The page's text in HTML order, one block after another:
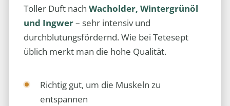
Toller Duft nach Wacholder, Wintergrünöl
und Ingwer– sehr intensiv und
durchblutungsfördernd. Wie bei Tetesept
üblich merkt man die hohe Qualität.
Richtig gut, um die Muskeln zu
entspannen